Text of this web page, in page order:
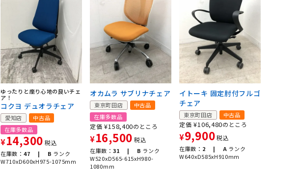
ゆったりと座り心地の良いチェ
ア！
コクヨ デュオラチェア
愛知店
中古品
在庫多数品
¥14,300 税込
在庫数： 47 | B ランク
W710xD600xH975-1075mm
オカムラ サブリナチェア
東京町田店
中古品
在庫多数品
定価 ¥158,400のところ
¥16,500 税込
在庫数： 31 | B ランク
W520xD565-615xH980-
1080mm
イトーキ 固定肘付フルゴ
チェア
東京町田店 中古品
定価 ¥106,480のところ
¥9,900税込
在庫数： 2 | A ランク
W640xD585xH910mm